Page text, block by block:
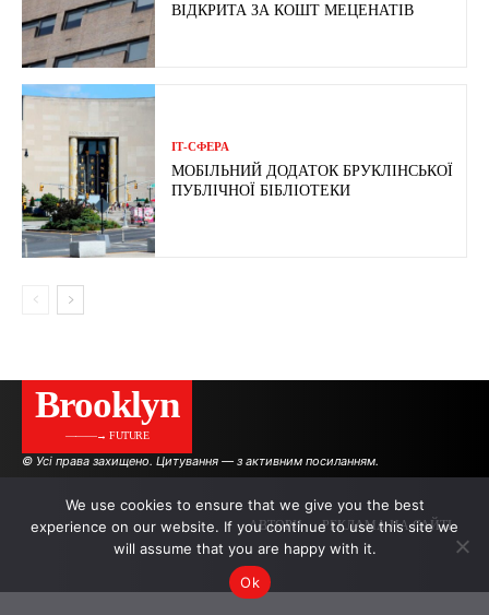
ВІДКРИТА ЗА КОШТ МЕЦЕНАТІВ
ІТ-СФЕРА
МОБІЛЬНИЙ ДОДАТОК БРУКЛІНСЬКОЇ
ПУБЛІЧНОЇ БІБЛІОТЕКИ
Brooklyn
———→ FUTURE
© Усі права захищено. Цитування — з активним посиланням.
АВТОРИ РЕКЛАМА НА САЙТІ
We use cookies to ensure that we give you the best
experience on our website. If you continue to use this site we
will assume that you are happy with it.
Ok